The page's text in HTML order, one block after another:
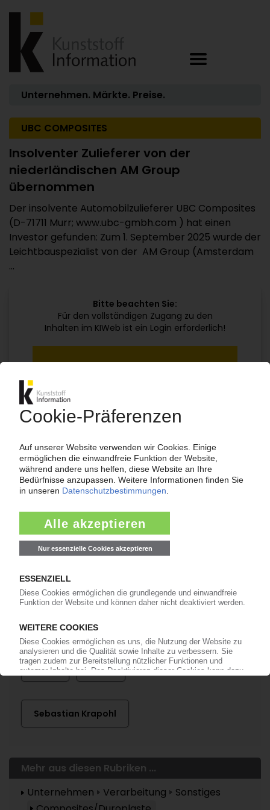
Unternehmen. Märkte. Preise.
UBC COMPOSITES
Insolventer Zulieferer von der
niederländischen AM Group
übernommen
Der insolvente Automobilzulieferer UBC Composites
(D-71711 Murr; www.ubc-gmbh.com ) hat einen
Investor gefunden: Zum 1. September 2025 wurde der
Leichtbauspezialist von der AM Group (Amsterdam
...
Bitte beachten Sie:
Für den vollständigen Zugang zu den
Inhalten im KIWeb ist ein Login erforderlich!
Ihr KI Zugang
ab99€/Monat
Jetzt kostenlos testen
Bereits KI-Abonnent? Jetzt
anmelden!
Mehr zu ...
Görg Pluta
Sebastian Krapohl
Mehr aus diesen Rubriken ...
Unternehmen
Verarbeitung
Sonstiges